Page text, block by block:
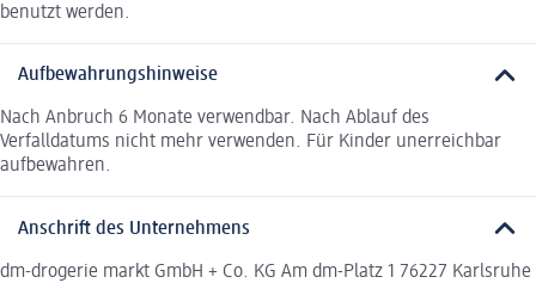
benutzt werden.
Aufbewahrungshinweise
Nach Anbruch 6 Monate verwendbar. Nach Ablauf des
Verfalldatums nicht mehr verwenden. Für Kinder unerreichbar
aufbewahren.
Anschrift des Unternehmens
dm-drogerie markt GmbH + Co. KG Am dm-Platz 1 76227 Karlsruhe